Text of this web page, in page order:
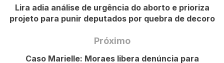
Lira adia análise de urgência do aborto e prioriza
projeto para punir deputados por quebra de decoro
Próximo
Caso Marielle: Moraes libera denúncia para